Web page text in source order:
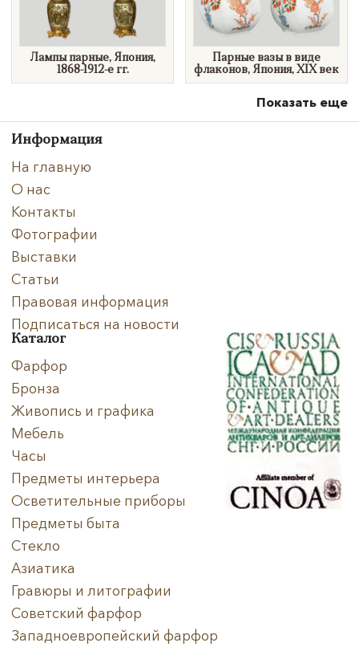
Лампы парные, Япония,
1868-1912-е гг.
Парные вазы в виде
флаконов, Япония, XIX век
Показать еще
Информация
На главную
О нас
Контакты
Фотографии
Выставки
Статьи
Правовая информация
Подписаться на новости
Каталог
Фарфор
Бронза
Живопись и графика
Мебель
Часы
Предметы интерьера
Осветительные приборы
Предметы быта
Стекло
Азиатика
Гравюры и литографии
Советский фарфор
Западноевропейский фарфор